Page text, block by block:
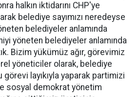
halkın iktidarını CHP'ye
belediye sayımızı neredeyse
belediyeler anlamında
yöneten belediyeler anlamında
Bizim yükümüz ağır, görevimiz
yöneticiler olarak, belediye
görevi layıkıyla yaparak partimizi
sosyal demokrat yönetim